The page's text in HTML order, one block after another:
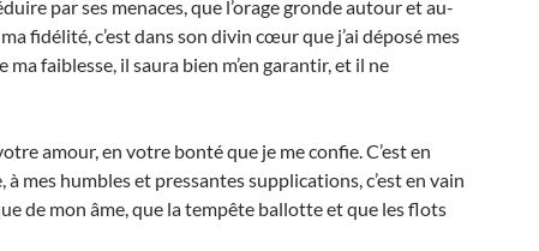
par ses menaces, que l’orage gronde autour et au-
fidélité, c’est dans son divin cœur que j’ai déposé mes
faiblesse, il saura bien m’en garantir, et il ne
amour, en votre bonté que je me confie. C’est en
mes humbles et pressantes supplications, c’est en vain
de mon âme, que la tempête ballotte et que les flots